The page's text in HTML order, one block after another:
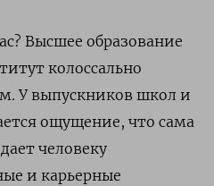
Высшее образование
колоссально
У выпускников школ и
ощущение, что сама
человеку
и карьерные